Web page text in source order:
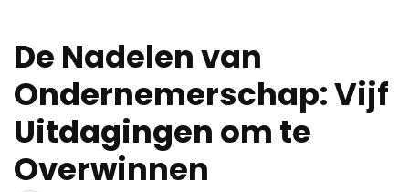
De Nadelen van
Ondernemerschap: Vijf
Uitdagingen om te
Overwinnen